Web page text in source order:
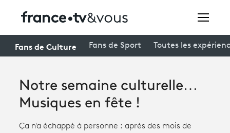
Festivals
Creators
À la une
Fans de Culture Fans de Sport Toutes les
Notre semaine culturelle…
Musiques en fête !
Ça n'a échappé à personne : après des mois de